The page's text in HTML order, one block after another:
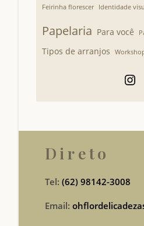
Feirinha florescer Identidade
Papelaria Para você
Tipos de arranjos
Direto
Tel: (62) 98142-3008
Email: